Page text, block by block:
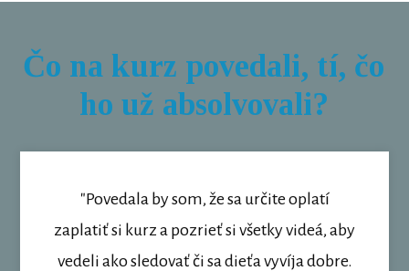
Čo na kurz povedali, tí, čo
ho už absolvovali?
"Povedala by som, že sa určite oplatí
zaplatiť si kurz a pozrieť si všetky videá, aby
vedeli ako sledovať či sa dieťa vyvíja dobre.